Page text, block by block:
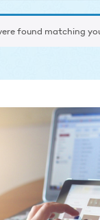
found matching